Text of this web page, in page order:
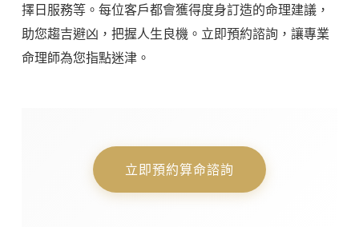
擇日服務等。每位客戶都會獲得度身訂造的命理建議，
助您趨吉避凶，把握人生良機。立即預約諮詢，讓專業
命理師為您指點迷津。
立即預約算命諮詢